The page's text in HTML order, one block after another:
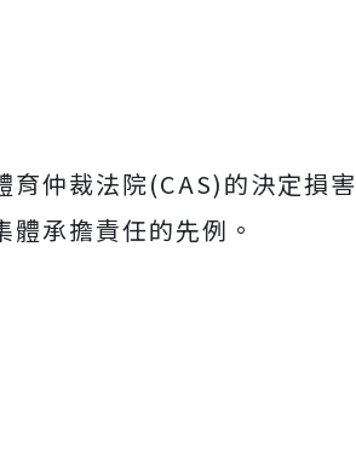
育仲裁法院(CAS)的決定損
承擔責任的先例。